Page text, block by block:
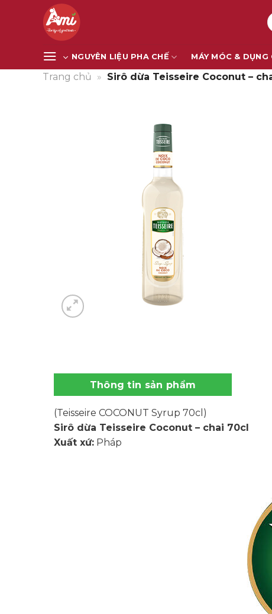
NGUYÊN LIỆU PHA CHẾ MÁY MÓC & DỤNG
Trang chủ » Sirô dừa Teisseire Coconut –
Thông tin sản phẩm
(Teisseire COCONUT Syrup 70cl)
Sirô dừa Teisseire Coconut – chai 70cl
Xuất xứ:Pháp